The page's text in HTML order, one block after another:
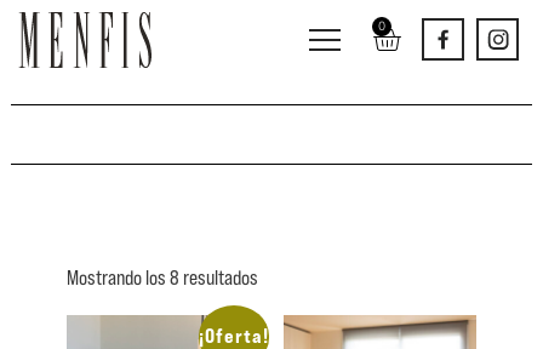
0
Mostrando los 8 resultados
¡Oferta!